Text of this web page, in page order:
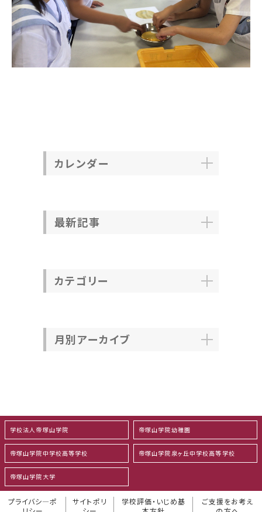
カレンダー
最新記事
カテゴリー
月別アーカイブ
学校法人帝塚山学院 帝塚山学院幼稚園
帝塚山学院中学校高等学校 帝塚山学院泉ヶ丘中学校高等学校
帝塚山学院大学
プライバシ―ポ
サイトポリ
学校評価・いじめ基
ご支援をお考え